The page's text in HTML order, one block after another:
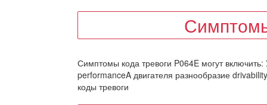
Симптомы кода тревоги P064E могут
performanceA двигателя разнообразие
коды тревоги